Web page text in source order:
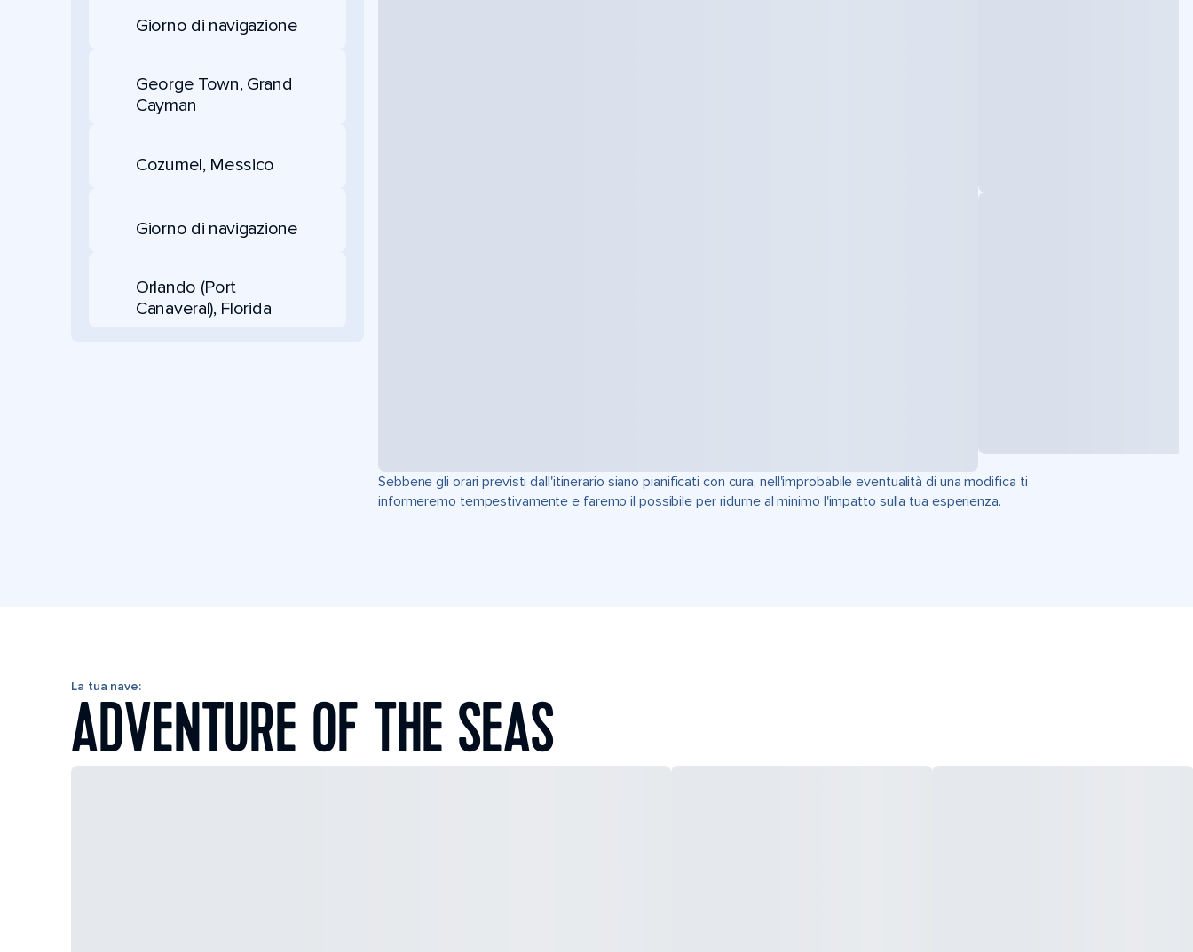
Giorno di navigazione
George Town, Grand
Cayman
Cozumel, Messico
Giorno di navigazione
Orlando (Port
Canaveral), Florida
Sebbene gli orari previsti dall'itinerario siano pianificati con cura, nell'improbabile eventualità di una modifica ti
informeremo tempestivamente e faremo il possibile per ridurne al minimo l'impatto sulla tua esperienza.
La tua nave:
ADVENTURE OF THE SEAS